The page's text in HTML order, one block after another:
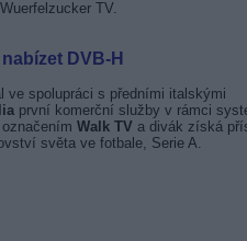
TV.
DVB-H
ve spolupráci s předními italskými
první komerční služby v rámci
Walk TV a divák získá
světa ve fotbale, Serie A.